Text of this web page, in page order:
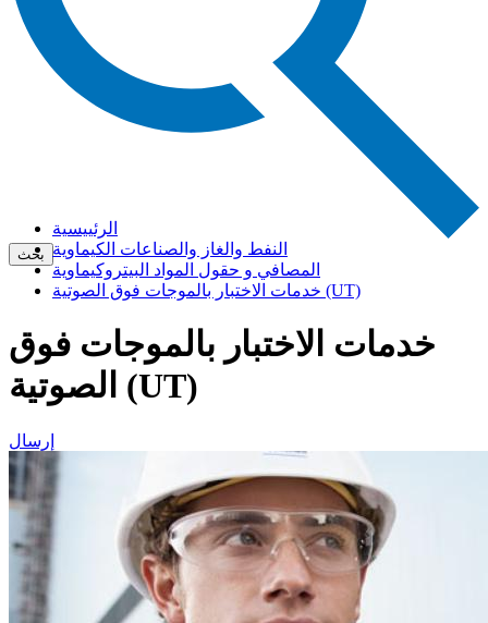
بحث
الرئييسية
النفط والغاز والصناعات الكيماوية
المصافي و حقول المواد البيتروكيماوية
خدمات الاختبار بالموجات فوق الصوتية (UT)
خدمات الاختبار بالموجات فوق
الصوتية (UT)
إرسال